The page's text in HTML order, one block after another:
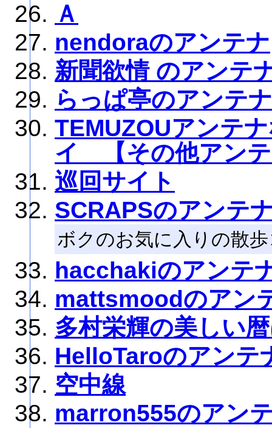
Ａ
nendoraのアンテナ
新聞欲情 のアンテ
らっぱ亭のアンテナ
TEMUZOUアンテ
イ 【その他アン
巡回サイト
SCRAPSのアンテ
ボクのお気に入りの散
hacchakiのアンテ
mattsmoodのアン
多村栄輝の美しい
HelloTaroのアンテ
空中線
marron555のアン